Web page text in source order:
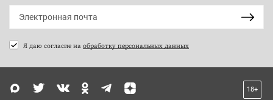
Я даю согласие на обработку персональных данных
18+